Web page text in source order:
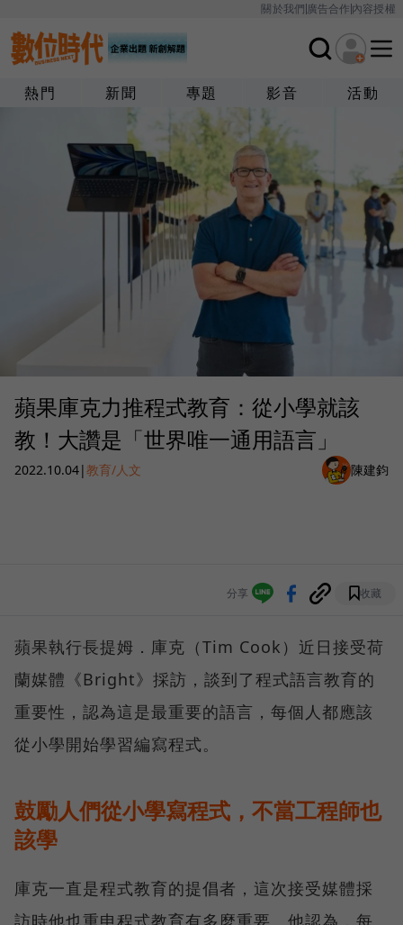
關於我們廣告合作內容授權
熱門 新聞 專題 影音 活動
蘋果庫克力推程式教育：從小學就該
教！大讚是「世界唯一通用語言」
2022.10.04|教育/人文 陳建鈞
分享 收藏
蘋果執行長提姆．庫克（Tim Cook）近日接受荷
蘭媒體《Bright》採訪，談到了程式語言教育的
重要性，認為這是最重要的語言，每個人都應該
從小學開始學習編寫程式。
鼓勵人們從小學寫程式，不當工程師也
該學
庫克一直是程式教育的提倡者，這次接受媒體採
訪時他也重申程式教育有多麼重要。他認為，每